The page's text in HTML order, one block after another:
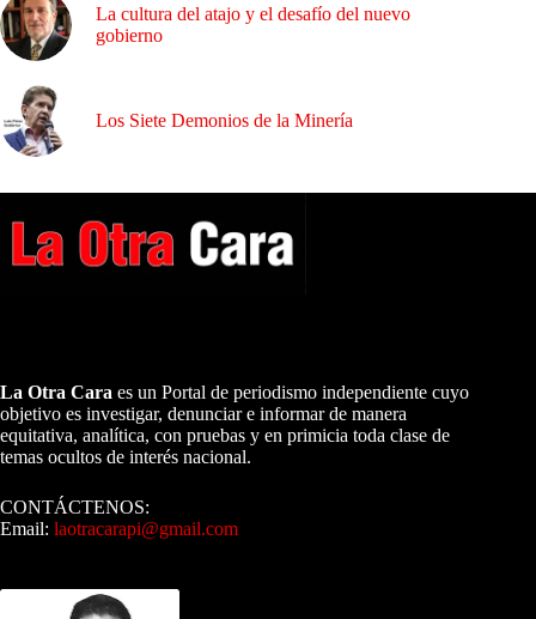
La cultura del atajo y el desafío del nuevo
gobierno
Los Siete Demonios de la Minería
La Otra Cara es un Portal de periodismo independiente cuyo
objetivo es investigar, denunciar e informar de manera
equitativa, analítica, con pruebas y en primicia toda clase de
temas ocultos de interés nacional.
CONTÁCTENOS:
Email: laotracarapi@gmail.com